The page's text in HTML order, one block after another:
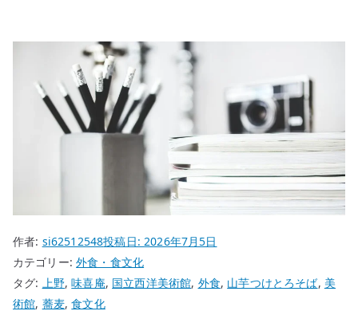
作者: si62512548投稿日:2026年7月5日
カテゴリー:外食・食文化
タグ: 上野,味喜庵, 国立西洋美術館, 外食, 山芋つけとろそば, 美
術館, 蕎麦,食文化